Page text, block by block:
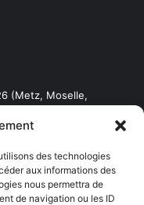
des technologies
aux informations des
nous permettra de
de navigation ou les ID
(Metz, Moselle,